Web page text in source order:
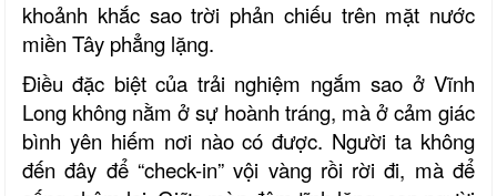
khoảnh khắc sao trời phản chiếu trên mặt nước
miền Tây phẳng lặng.
Điều đặc biệt của trải nghiệm ngắm sao ở Vĩnh
Long không nằm ở sự hoành tráng, mà ở cảm giác
bình yên hiếm nơi nào có được. Người ta không
đến đây để “check-in” vội vàng rồi rời đi, mà để